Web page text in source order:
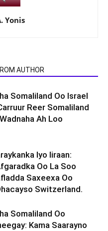
Yonis
AUTHOR
Somaliland Oo Israel
Reer Somaliland
Ah Loo
Iyo Iiraan:
Oo La Soo
Saxeexa Oo
Switzerland.
Somaliland Oo
Kama Saarayno